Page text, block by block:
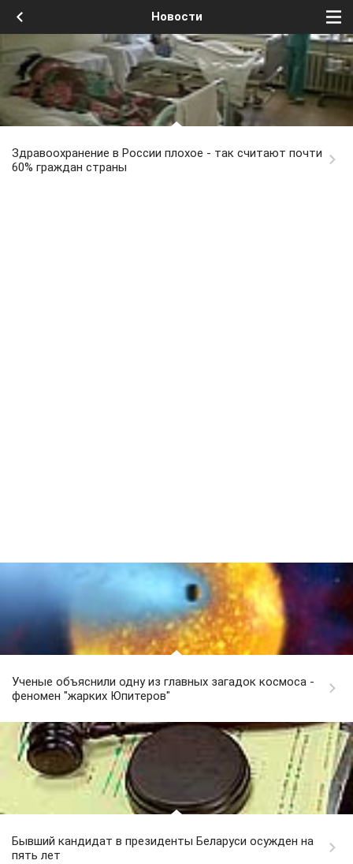
Новости
Здравоохранение в России плохое - так считают почти
60% граждан страны
Ученые объяснили одну из главных загадок космоса -
феномен "жарких Юпитеров"
Бывший кандидат в президенты Беларуси осужден на
пять лет